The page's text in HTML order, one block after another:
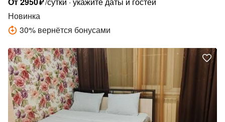
Новинка
30% вернётся бонусами